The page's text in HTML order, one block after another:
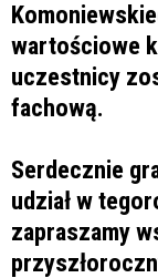
wartościowe
uczestnicy
fachową.
Serdecznie
udział w
zapraszamy